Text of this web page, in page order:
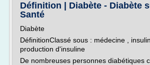
Définition | Diabète - Diabète
Santé
Diabète
DéfinitionClassé sous : médecine ,
production d'insuline
De nombreuses personnes diabétiques